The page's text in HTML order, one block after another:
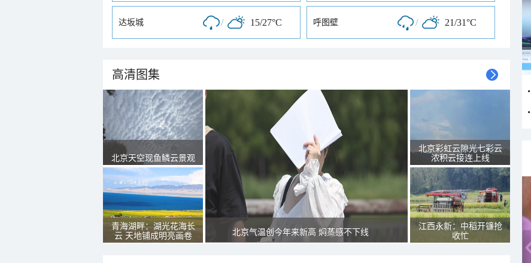
达坂城 / 15/27°C 呼图壁 / 21/31°C
高清图集
北京天空现鱼鳞云景观
青海湖畔：湖光花海长
云 天地铺成明亮画卷
北京气温创今年来新高 焖蒸感不下线
北京彩虹云隙光七彩云
浓积云接连上线
江西永新：中稻开镰抢
收忙